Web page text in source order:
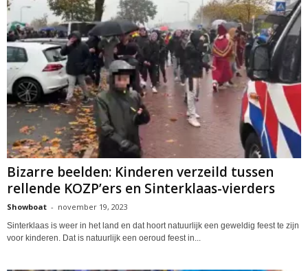
Bizarre beelden: Kinderen verzeild tussen
rellende KOZP’ers en Sinterklaas-vierders
Showboat - november 19, 2023
Sinterklaas is weer in het land en dat hoort natuurlijk een geweldig feest te zijn
voor kinderen. Dat is natuurlijk een oeroud feest in...